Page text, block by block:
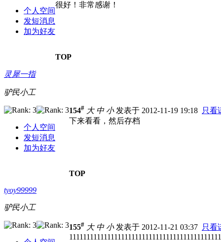
个人空间
发短消息
加为好友
很好！非常感谢！
TOP
灵犀一指
驴民小工
个人空间
发短消息
加为好友
154# 大 中 小发表于 2012-11-19 19:18 只看
下来看看，然后存档
TOP
tyoy99999
驴民小工
155# 大 中 小发表于 2012-11-21 03:37 只看